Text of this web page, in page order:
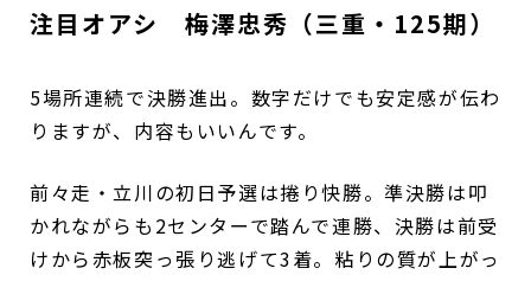
注目オアシ 梅澤忠秀（三重・125期）
5場所連続で決勝進出。数字だけでも安定感が伝わ
りますが、内容もいいんです。
前々走・立川の初日予選は捲り快勝。準決勝は叩
かれながらも2センターで踏んで連勝、決勝は前受
けから赤板突っ張り逃げて3着。粘りの質が上がっ